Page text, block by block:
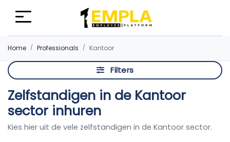
Home Professionals Kantoor
Filters
Zelfstandigen in de Kantoor
sector inhuren
Kies hier uit de vele zelfstandigen in de Kantoor sector.